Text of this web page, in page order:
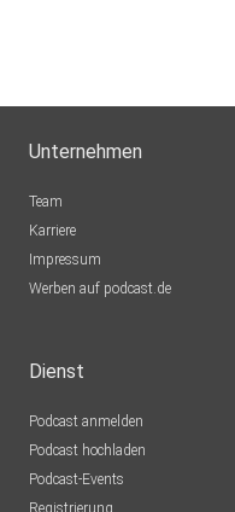
Unternehmen
Team
Karriere
Impressum
Werben auf podcast.de
Dienst
Podcast anmelden
Podcast hochladen
Podcast-Events
Registrierung